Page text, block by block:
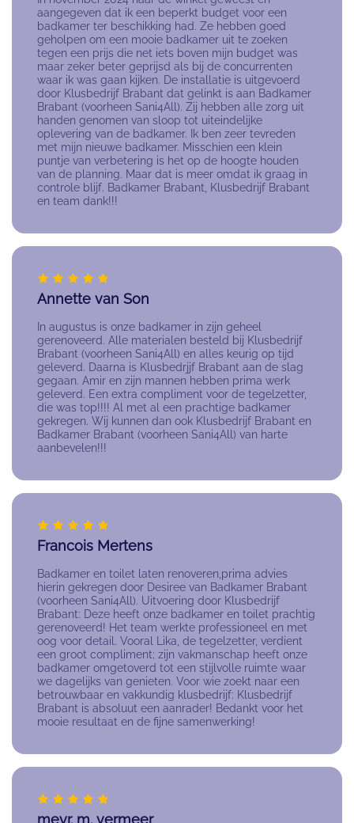
aangegeven dat ik een beperkt budget voor een
badkamer ter beschikking had. Ze hebben goed
geholpen om een mooie badkamer uit te zoeken
tegen een prijs die net iets boven mijn budget was
maar zeker beter geprijsd als bij de concurrenten
waar ik was gaan kijken. De installatie is uitgevoerd
door Klusbedrijf Brabant dat gelinkt is aan Badkamer
Brabant (voorheen Sani4All). Zij hebben alle zorg uit
handen genomen van sloop tot uiteindelijke
oplevering van de badkamer. Ik ben zeer tevreden
met mijn nieuwe badkamer. Misschien een klein
puntje van verbetering is het op de hoogte houden
van de planning. Maar dat is meer omdat ik graag in
controle blijf. Badkamer Brabant, Klusbedrijf Brabant
en team dank!!!
Annette van Son
In augustus is onze badkamer in zijn geheel
gerenoveerd. Alle materialen besteld bij Klusbedrijf
Brabant (voorheen Sani4All) en alles keurig op tijd
geleverd. Daarna is Klusbedrjjf Brabant aan de slag
gegaan. Amir en zijn mannen hebben prima werk
geleverd. Een extra compliment voor de tegelzetter,
die was top!!!! Al met al een prachtige badkamer
gekregen. Wij kunnen dan ook Klusbedrijf Brabant en
Badkamer Brabant (voorheen Sani4All) van harte
aanbevelen!!!
Francois Mertens
Badkamer en toilet laten renoveren,prima advies
hierin gekregen door Desiree van Badkamer Brabant
(voorheen Sani4All). Uitvoering door Klusbedrijf
Brabant: Deze heeft onze badkamer en toilet prachtig
gerenoveerd! Het team werkte professioneel en met
oog voor detail. Vooral Lika, de tegelzetter, verdient
een groot compliment; zijn vakmanschap heeft onze
badkamer omgetoverd tot een stijlvolle ruimte waar
we dagelijks van genieten. Voor wie zoekt naar een
betrouwbaar en vakkundig klusbedrijf: Klusbedrijf
Brabant is absoluut een aanrader! Bedankt voor het
mooie resultaat en de fijne samenwerking!